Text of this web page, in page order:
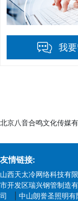
我
北京八音合鸣文化传媒
友情链接:
山西天太冷网络科技有
市开发区瑞兴钢管制造
司
中山朗誉圣照明有